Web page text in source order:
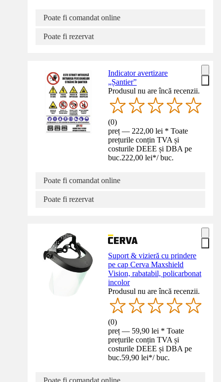
Poate fi comandat online
Poate fi rezervat
Indicator avertizare
„Șantier”
Produsul nu are încă recenzii.
(0)
preț — 222,00 lei * Toate
prețurile conțin TVA și
costurile DEEE și DBA pe
buc.222,00 lei*/ buc.
Poate fi comandat online
Poate fi rezervat
Suport & vizieră cu prindere
pe cap Cerva Maxshield
Vision, rabatabil, policarbonat
incolor
Produsul nu are încă recenzii.
(0)
preț — 59,90 lei * Toate
prețurile conțin TVA și
costurile DEEE și DBA pe
buc.59,90 lei*/ buc.